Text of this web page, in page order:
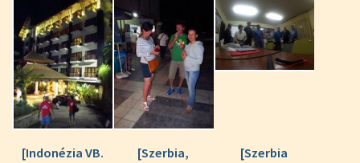
[Indonézia VB.
[Szerbia,
[Szerbia